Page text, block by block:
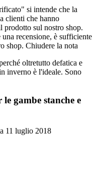
si intende che la
clienti che hanno
prodotto sul nostro shop.
recensione, è sufficiente
shop. Chiudere la nota
oltretutto defatica e
inverno è l'ideale. Sono
gambe stanche e
11 luglio 2018